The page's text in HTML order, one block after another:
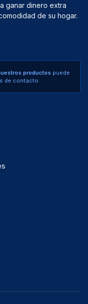
ganar dinero extra
de su hogar.
productos puede
de contacto.